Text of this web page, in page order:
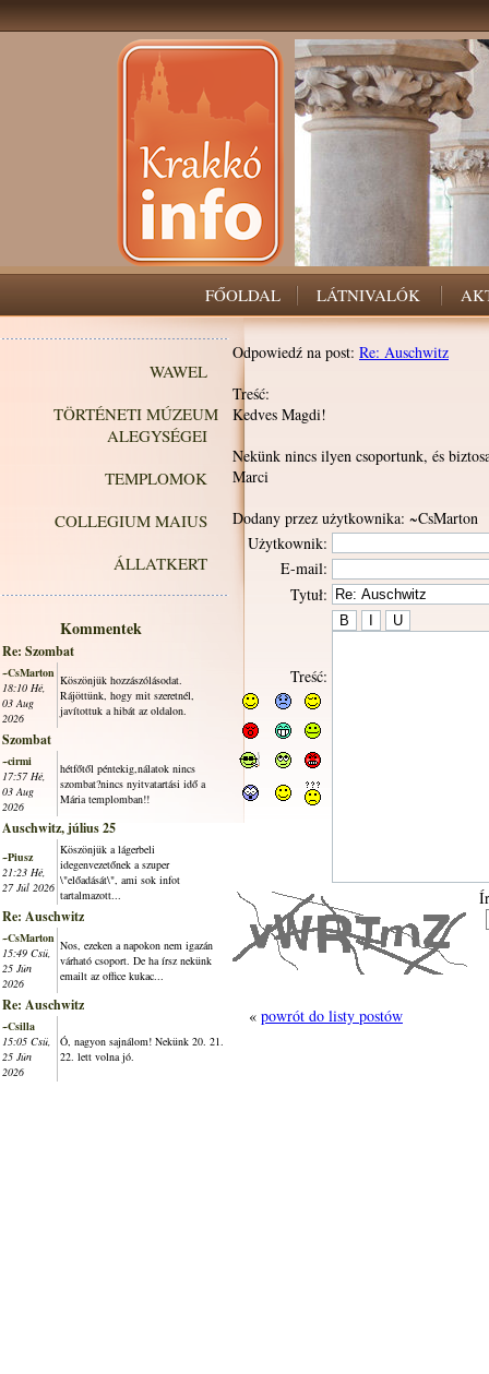
FŐOLDAL LÁTNIVALÓK
WAWEL
TÖRTÉNETI MÚZEUM
ALEGYSÉGEI
TEMPLOMOK
COLLEGIUM MAIUS
ÁLLATKERT
Kommentek
Re: Szombat
~CsMarton
18:10 Hé,
03 Aug
2026
Köszönjük hozzászólásodat.
Rájöttünk, hogy mit szeretnél,
javítottuk a hibát az oldalon.
Szombat
~cirmi
17:57 Hé,
03 Aug
2026
hétfőtől péntekig,nálatok nincs
szombat?nincs nyitvatartási idő a
Mária templomban!!
Auschwitz, július 25
~Piusz
21:23 Hé,
27 Júl 2026
Köszönjük a lágerbeli
idegenvezetőnek a szuper
\"előadását\", ami sok infot
tartalmazott...
Re: Auschwitz
~CsMarton
15:49 Csü,
25 Jún
2026
Nos, ezeken a napokon nem igazán
várható csoport. De ha írsz nekünk
emailt az office kukac...
Re: Auschwitz
~Csilla
15:05 Csü,
25 Jún
2026
Ó, nagyon sajnálom! Nekünk 20. 21.
22. lett volna jó.
Odpowiedź na post: Re: Auschwitz
Treść:
Kedves Magdi!
Nekünk nincs ilyen csoportunk, és
Marci
Dodany przez użytkownika: ~CsMarton
Użytkownik:
E-mail:
Tytuł:
Treść:
« powrót do listy postów